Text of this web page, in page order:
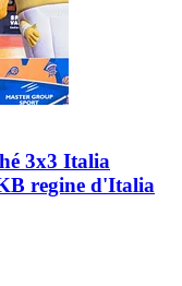
3x3 Italia
regine d'Italia